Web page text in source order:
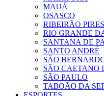
MAUÁ
OSASCO
RIBEIRÃO PIRES
RIO GRANDE
SANTANA DE
SANTO ANDRÉ
SÃO
SÃO CAETANO
SÃO PAULO
TABOÃO DA